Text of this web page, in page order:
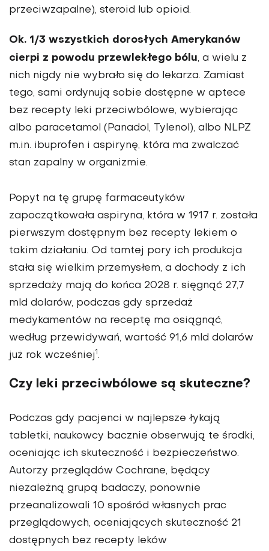
przeciwzapalne), steroid lub opioid.
Ok. 1/3 wszystkich dorosłych Amerykanów
cierpi z powodu przewlekłego bólu, a wielu z
nich nigdy nie wybrało się do lekarza. Zamiast
tego, sami ordynują sobie dostępne w aptece
bez recepty leki przeciwbólowe, wybierając
albo paracetamol (Panadol, Tylenol), albo NLPZ
m.in. ibuprofen i aspirynę, która ma zwalczać
stan zapalny w organizmie.
Popyt na tę grupę farmaceutyków
zapoczątkowała aspiryna, która w 1917 r. została
pierwszym dostępnym bez recepty lekiem o
takim działaniu. Od tamtej pory ich produkcja
stała się wielkim przemysłem, a dochody z ich
sprzedaży mają do końca 2028 r. sięgnąć 27,7
mld dolarów, podczas gdy sprzedaż
medykamentów na receptę ma osiągnąć,
według przewidywań, wartość 91,6 mld dolarów
już rok wcześniej1.
Czy leki przeciwbólowe są skuteczne?
Podczas gdy pacjenci w najlepsze łykają
tabletki, naukowcy bacznie obserwują te środki,
oceniając ich skuteczność i bezpieczeństwo.
Autorzy przeglądów Cochrane, będący
niezależną grupą badaczy, ponownie
przeanalizowali 10 spośród własnych prac
przeglądowych, oceniających skuteczność 21
dostępnych bez recepty leków